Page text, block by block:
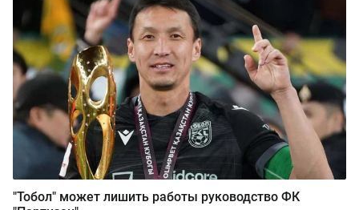
"Тобол" может лишить работы руководство ФК